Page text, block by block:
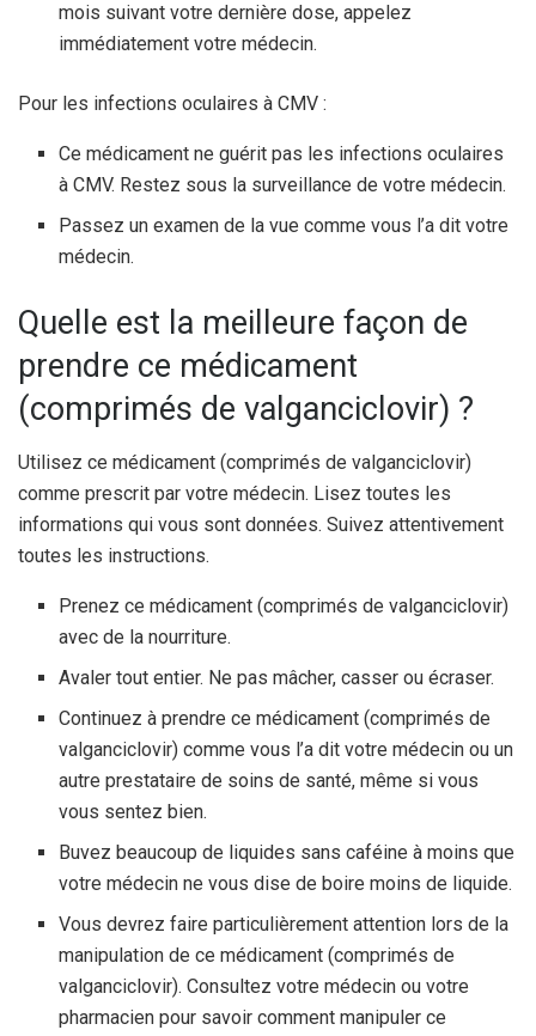
mois suivant votre dernière dose, appelez
immédiatement votre médecin.
Pour les infections oculaires à CMV :
Ce médicament ne guérit pas les infections oculaires
à CMV. Restez sous la surveillance de votre médecin.
Passez un examen de la vue comme vous l’a dit votre
médecin.
Quelle est la meilleure façon de
prendre ce médicament
(comprimés de valganciclovir) ?
Utilisez ce médicament (comprimés de valganciclovir)
comme prescrit par votre médecin. Lisez toutes les
informations qui vous sont données. Suivez attentivement
toutes les instructions.
Prenez ce médicament (comprimés de valganciclovir)
avec de la nourriture.
Avaler tout entier. Ne pas mâcher, casser ou écraser.
Continuez à prendre ce médicament (comprimés de
valganciclovir) comme vous l’a dit votre médecin ou un
autre prestataire de soins de santé, même si vous
vous sentez bien.
Buvez beaucoup de liquides sans caféine à moins que
votre médecin ne vous dise de boire moins de liquide.
Vous devrez faire particulièrement attention lors de la
manipulation de ce médicament (comprimés de
valganciclovir). Consultez votre médecin ou votre
pharmacien pour savoir comment manipuler ce